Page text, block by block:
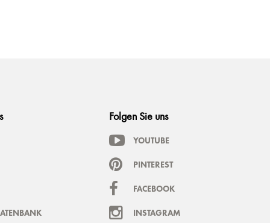
Folgen Sie uns
YOUTUBE
PINTEREST
FACEBOOK
INSTAGRAM